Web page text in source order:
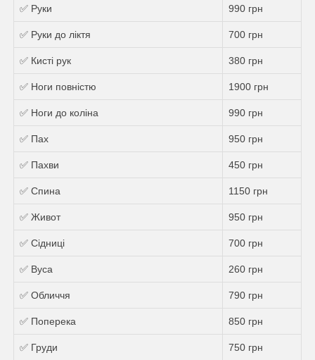
✅ Руки 990 грн
✅ Руки до ліктя 700 грн
✅ Кисті рук 380 грн
✅ Ноги повністю 1900 грн
✅ Ноги до коліна 990 грн
✅ Пах 950 грн
✅ Пахви 450 грн
✅ Спина 1150 грн
✅ Живот 950 грн
✅ Сідниці 700 грн
✅ Вуса 260 грн
✅ Обличчя 790 грн
✅ Поперека 850 грн
✅ Груди 750 грн